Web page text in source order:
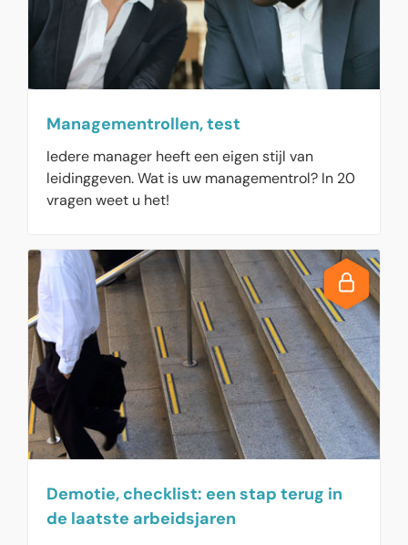
Managementrollen, test
Iedere manager heeft een eigen stijl van
leidinggeven. Wat is uw managementrol? In 20
vragen weet u het!
Demotie, checklist: een stap terug in
de laatste arbeidsjaren